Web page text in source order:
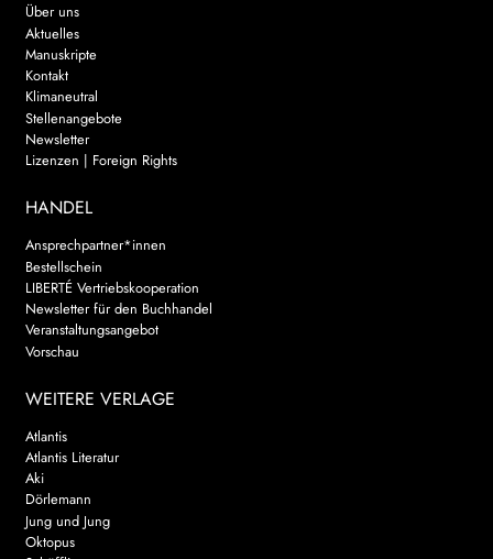
Über uns
Aktuelles
Manuskripte
Kontakt
Klimaneutral
Stellenangebote
Newsletter
Lizenzen | Foreign Rights
HANDEL
Ansprechpartner*innen
Bestellschein
LIBERTÉ Vertriebskooperation
Newsletter für den Buchhandel
Veranstaltungsangebot
Vorschau
WEITERE VERLAGE
Atlantis
Atlantis Literatur
Aki
Dörlemann
Jung und Jung
Oktopus